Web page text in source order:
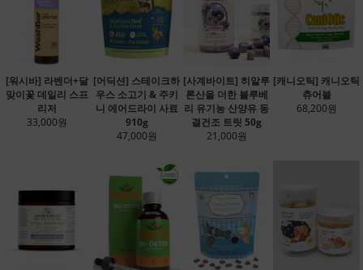
[워시바] 라벤더+달
맞이꽃 데일리 스프
리저
33,000원
[어딕션] 스테이크하
우스 소고기 & 주키
니 에어드라이 사료
910g
47,000원
[사계바이트] 히알루
론산을 더한 블루베
리 유기농 산양유 동
결건조 트릿 50g
21,000원
[캐니오틱] 캐니오틱
츄어블
68,200원